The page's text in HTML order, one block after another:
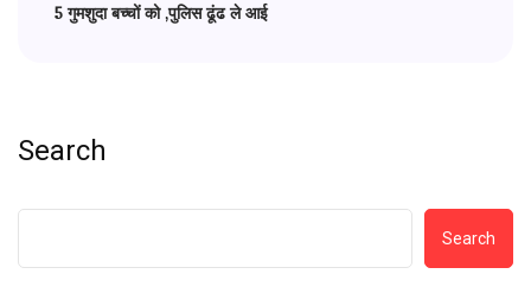
5 गुमशुदा बच्चों को ,पुलिस ढूंढ ले आई
Search
Search